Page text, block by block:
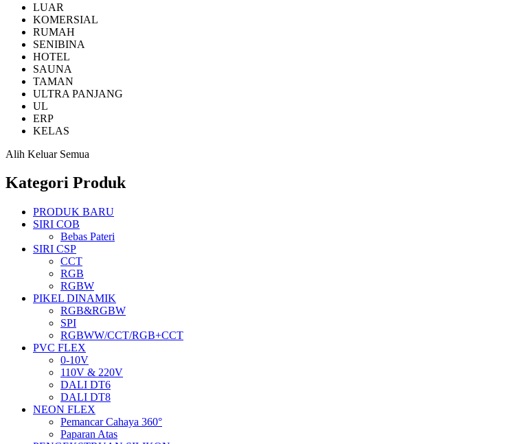
LUAR
KOMERSIAL
RUMAH
SENIBINA
HOTEL
SAUNA
TAMAN
ULTRA PANJANG
UL
ERP
KELAS
Alih Keluar Semua
Kategori Produk
PRODUK BARU
SIRI COB
Bebas Pateri
SIRI CSP
CCT
RGB
RGBW
PIKEL DINAMIK
RGB&RGBW
SPI
RGBWW/CCT/RGB+CCT
PVC FLEX
0-10V
110V & 220V
DALI DT6
DALI DT8
NEON FLEX
Pemancar Cahaya 360°
Paparan Atas